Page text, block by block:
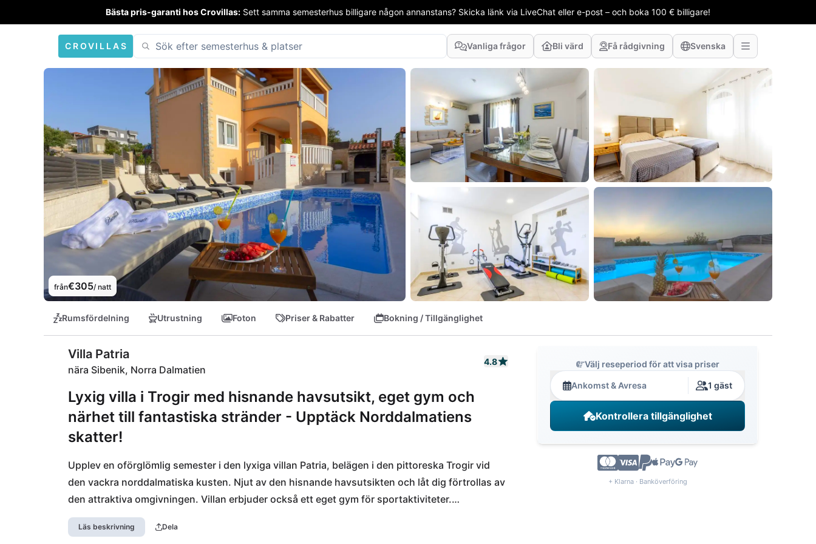
Bästa pris-garanti hos Crovillas: Sett samma semesterhus billigare någon annanstans? Skicka länk via LiveChat eller e-post – och boka 100 € billigare!
CROVILLAS Vanliga frågor Bli värd Få rådgivning Svenska
från€305/ natt
Rumsfördelning Utrustning Foton Priser & Rabatter Bokning / Tillgänglighet
Villa Patria
nära Sibenik, Norra Dalmatien
4.8
Lyxig villa i Trogir med hisnande havsutsikt, eget gym och
närhet till fantastiska stränder - Upptäck Norddalmatiens
skatter!
Upplev en oförglömlig semester i den lyxiga villan Patria, belägen i den pittoreska Trogir vid
den vackra norddalmatiska kusten. Njut av den hisnande havsutsikten och låt dig förtrollas av
den attraktiva omgivningen. Villan erbjuder också ett eget gym för sportaktiviteter.
I närheten hittar du fantastiska stränder för avkoppling och uppfriskning, samt möjligheter till
Läs beskrivning Dela
Välj reseperiod för att visa priser
Ankomst & Avresa 1 gäst
Kontrollera tillgänglighet
+ Klarna · Banköverföring